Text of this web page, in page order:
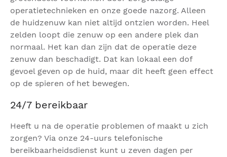
operatietechnieken en onze goede nazorg. Alleen
de huidzenuw kan niet altijd ontzien worden. Heel
zelden loopt die zenuw op een andere plek dan
normaal. Het kan dan zijn dat de operatie deze
zenuw dan beschadigt. Dat kan lokaal een dof
gevoel geven op de huid, maar dit heeft geen effect
op de spieren of het bewegen.
24/7 bereikbaar
Heeft u na de operatie problemen of maakt u zich
zorgen? Via onze 24-uurs telefonische
bereikbaarheidsdienst kunt u zeven dagen per